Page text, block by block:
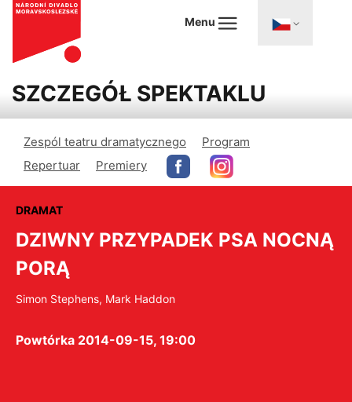
Menu
SZCZEGÓŁ SPEKTAKLU
Zespól teatru dramatycznego
Program
Repertuar
Premiery
DRAMAT
DZIWNY PRZYPADEK PSA NOCNĄ
PORĄ
Simon Stephens, Mark Haddon
Powtórka 2014-09-15, 19:00